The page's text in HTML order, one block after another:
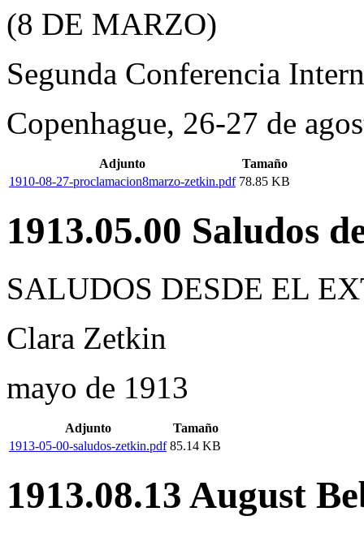
(8 DE MARZO)
Segunda Conferencia
Copenhague, 26-27 de
Adjunto
Tamaño
1910-08-27-proclamacion8marzo-zetkin.pdf 78.85 KB
1913.05.00 Saludos
SALUDOS DESDE EL
Clara Zetkin
mayo de 1913
Adjunto
Tamaño
1913-05-00-saludos-zetkin.pdf 85.14 KB
1913.08.13 August